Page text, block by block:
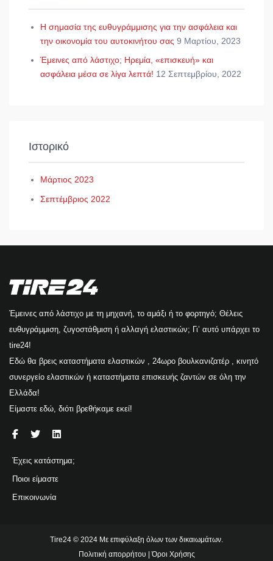
Η σημασία της ευθυγράμμισης για την ασφάλεια και
την οικονομία του αυτοκινήτου σας 9 Μαρτίου, 2023
Έμεινες από λάστιχο; Ηρεμία, «επισκευή» και
ασφάλεια μέσα σε λίγα λεπτά! 12 Σεπτεμβρίου, 2022
Ιστορικό
Μάρτιος 2023
Σεπτέμβριος 2022
Έμεινες από λάστιχο με τη μηχανή, το αμάξι ή το φορτηγό; Θέλεις
ευθυγράμμιση, ζυγοστάθμιση ή αλλαγή ελαστικών; Γι’ αυτό υπάρχει το
tire24!
Εδώ θα βρεις καταστήματα ελαστικών , 24ωρο βουλκανιζατέρ , κινητό
συνεργείο ελαστικών ή καταστήματα επισκευής ζαντών σε όλη την
Ελλάδα!
Είμαστε εδώ, διότι βρεθήκαμε εκεί!
Έχεις κατάστημα;
Ποιοι είμαστε
Επικοινωνία
Tire24 © 2024 Με επιφύλαξη όλων των δικαιωμάτων.
Πολιτική απορρήτου |Όροι Χρήσης